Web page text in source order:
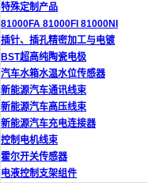
特殊定制产品
81000FA 81000FI 81000NI
插针、插孔精密加工与电镀
BST超高纯陶瓷电极
汽车水箱水温水位传感器
新能源汽车通讯线束
新能源汽车高压线束
新能源汽车充电连接器
控制电机线束
霍尔开关传感器
电液控制支架组件